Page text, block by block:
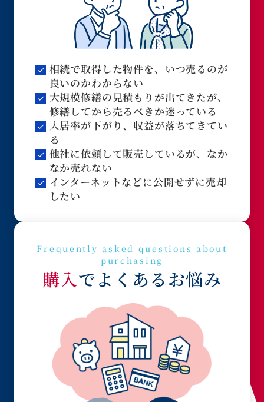
相続で取得した物件を、いつ売るのが
良いのかわからない
大規模修繕の見積もりが出てきたが、
修繕してから売るべきか迷っている
入居率が下がり、収益が落ちてきてい
る
他社に依頼して販売しているが、なか
なか売れない
インターネットなどに公開せずに売却
したい
Frequently asked questions about
purchasing
購入でよくあるお悩み